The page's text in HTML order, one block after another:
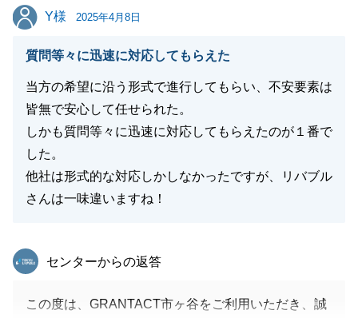
Y様
Y様 2025年4月8日
質問等々に迅速に対応してもらえた
当方の希望に沿う形式で進行してもらい、不安要素は
皆無で安心して任せられた。
しかも質問等々に迅速に対応してもらえたのが１番で
した。
他社は形式的な対応しかしなかったですが、リバブル
さんは一味違いますね！
東急リバブル
センターからの返答
この度は、GRANTACT市ヶ谷をご利用いただき、誠